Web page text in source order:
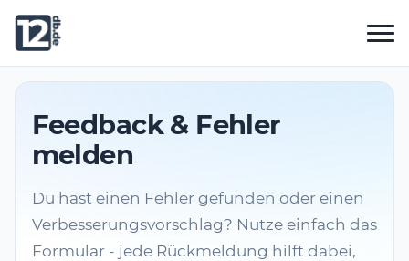
Feedback & Fehler
melden
Du hast einen Fehler gefunden oder einen
Verbesserungsvorschlag? Nutze einfach das
Formular - jede Rückmeldung hilft dabei,